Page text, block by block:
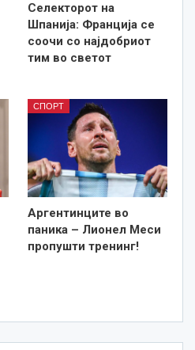
Селекторот на
Шпанија: Франција се
соочи со најдобриот
тим во светот
СПОРТ
Аргентинците во
паника – Лионел Меси
пропушти тренинг!